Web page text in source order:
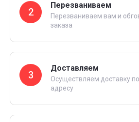
2
Перезваниваем
Перезваниваем вам и
заказа
3
Доставляем
Осуществляем доставку
адресу